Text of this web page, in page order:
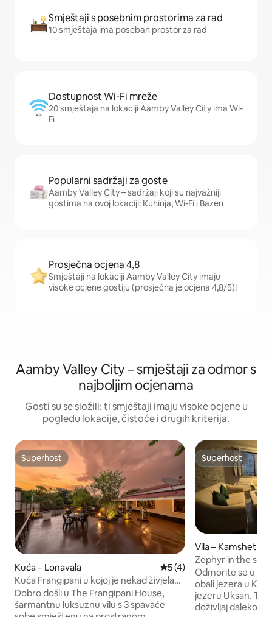
Smještaji s posebnim prostorima za rad
10 smještaja ima poseban prostor za rad
Dostupnost Wi-Fi mreže
20 smještaja na lokaciji Aamby Valley City ima Wi-
Fi
Popularni sadržaji za goste
Aamby Valley City – sadržaji koji su najvažniji
gostima na ovoj lokaciji: Kuhinja, Wi-Fi i Bazen
Prosječna ocjena 4,8
Smještaji na lokaciji Aamby Valley City imaju
visoke ocjene gostiju (prosječna je ocjena 4,8/5)!
Aamby Valley City – smještaji za odmor s
najboljim ocjenama
Gosti su se složili: ti smještaji imaju visoke ocjene u
pogledu lokacije, čistoće i drugih kriterija.
Superhost
Superhost
Kuća – Lonavala Prosječna ocjena: 5/5,
5 (4)
Kuća Frangipani u kojoj je nekad živjela
bolivudska legenda
Dobro došli u The Frangipani House,
šarmantnu luksuznu vilu s 3 spavaće
Superhost
Superhost
Vila – Kamshet
Zephyr in the sky
Odmorite se u
obali jezera u
jezeru Uksan. To
doživljaj daleko